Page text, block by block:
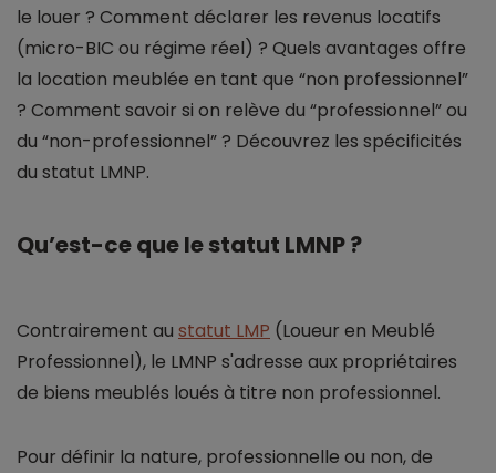
le louer ? Comment déclarer les revenus locatifs
(micro-BIC ou régime réel) ? Quels avantages offre
la location meublée en tant que “non professionnel”
? Comment savoir si on relève du “professionnel” ou
du “non-professionnel” ? Découvrez les spécificités
du statut LMNP.
Qu’est-ce que le statut LMNP ?
Contrairement au statut LMP (Loueur en Meublé
Professionnel), le LMNP s'adresse aux propriétaires
de biens meublés loués à titre non professionnel.
Pour définir la nature, professionnelle ou non, de